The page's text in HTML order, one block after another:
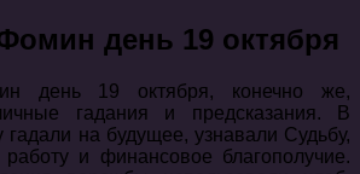
день 19 октября
день 19 октября, конечно же,
гадания и предсказания. В
на будущее, узнавали Судьбу,
и финансовое благополучие.